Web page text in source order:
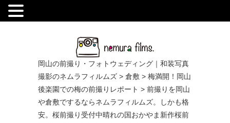
岡山の前撮り・フォトウェディング｜和装写真
撮影のネムラフィルムズ > 倉敷 > 梅満開！岡山
後楽園での梅の前撮りレポート > 前撮りを岡山
や倉敷でするならネムラフィルムズ。しかも格
安。桜前撮り受付中晴れの国おかやま新作桜前